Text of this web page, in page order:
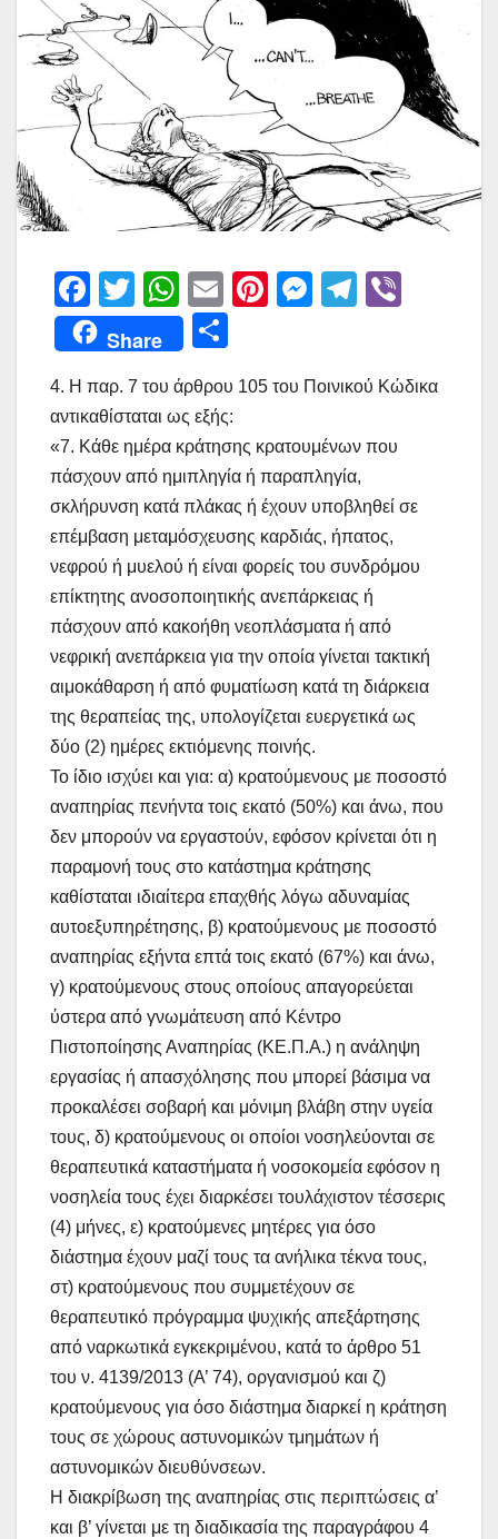
F
a
c
e
b
o
o
k
T
w
itt
er
W
h
at
s
A
p
p
E
m
ai
l
Pi
e
st
M
s
e
n
g
er
T
gr
a
m
Share
ρ
α
σ
τε
ίτ
ε
4. Η παρ. 7 του άρθρου 105 του Ποινικού Κώδικα
αντικαθίσταται ως εξής:
«7. Κάθε ημέρα κράτησης κρατουμένων που
πάσχουν από ημιπληγία ή παραπληγία,
σκλήρυνση κατά πλάκας ή έχουν υποβληθεί σε
επέμβαση μεταμόσχευσης καρδιάς, ήπατος,
νεφρού ή μυελού ή είναι φορείς του συνδρόμου
επίκτητης ανοσοποιητικής ανεπάρκειας ή
πάσχουν από κακοήθη νεοπλάσματα ή από
νεφρική ανεπάρκεια για την οποία γίνεται τακτική
αιμοκάθαρση ή από φυματίωση κατά τη διάρκεια
της θεραπείας της, υπολογίζεται ευεργετικά ως
δύο (2) ημέρες εκτιόμενης ποινής.
Το ίδιο ισχύει και για: α) κρατούμενους με ποσοστό
αναπηρίας πενήντα τοις εκατό (50%) και άνω, που
δεν μπορούν να εργαστούν, εφόσον κρίνεται ότι η
παραμονή τους στο κατάστημα κράτησης
καθίσταται ιδιαίτερα επαχθής λόγω αδυναμίας
αυτοεξυπηρέτησης, β) κρατούμενους με ποσοστό
αναπηρίας εξήντα επτά τοις εκατό (67%) και άνω,
γ) κρατούμενους στους οποίους απαγορεύεται
ύστερα από γνωμάτευση από Κέντρο
Πιστοποίησης Αναπηρίας (ΚΕ.Π.Α.) η ανάληψη
εργασίας ή απασχόλησης που μπορεί βάσιμα να
προκαλέσει σοβαρή και μόνιμη βλάβη στην υγεία
τους, δ) κρατούμενους οι οποίοι νοσηλεύονται σε
θεραπευτικά καταστήματα ή νοσοκομεία εφόσον η
νοσηλεία τους έχει διαρκέσει τουλάχιστον τέσσερις
(4) μήνες, ε) κρατούμενες μητέρες για όσο
διάστημα έχουν μαζί τους τα ανήλικα τέκνα τους,
στ) κρατούμενους που συμμετέχουν σε
θεραπευτικό πρόγραμμα ψυχικής απεξάρτησης
από ναρκωτικά εγκεκριμένου, κατά το άρθρο 51
του ν. 4139/2013 (Α’ 74), οργανισμού και ζ)
κρατούμενους για όσο διάστημα διαρκεί η κράτηση
τους σε χώρους αστυνομικών τμημάτων ή
αστυνομικών διευθύνσεων.
Η διακρίβωση της αναπηρίας στις περιπτώσεις α’
και β’ γίνεται με τη διαδικασία της παραγράφου 4